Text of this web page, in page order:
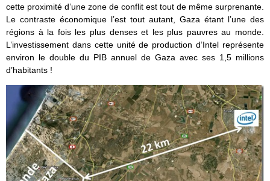
cette proximité d’une zone de conflit est tout de même surprenante.
Le contraste économique l’est tout autant, Gaza étant l’une des
régions à la fois les plus denses et les plus pauvres au monde.
L’investissement dans cette unité de production d’Intel représente
environ le double du PIB annuel de Gaza avec ses 1,5 millions
d’habitants !